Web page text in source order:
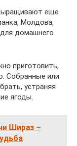
еще
Молдова,
домашнего
приготовить,
Собранные или
устраняя
ягоды.
Шираз –